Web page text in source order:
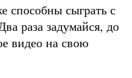
способны сыграть с
раза задумайся, до
видео на свою